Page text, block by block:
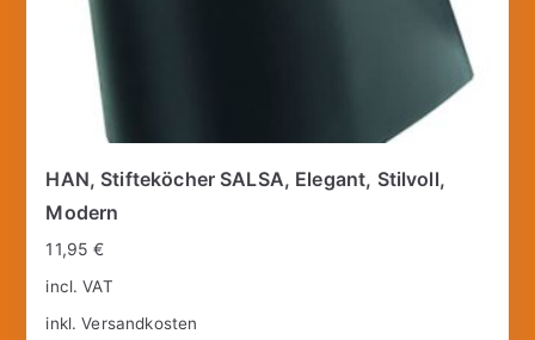
HAN, Stifteköcher SALSA, Elegant, Stilvoll,
Modern
11,95€
incl. VAT
inkl.Versandkosten